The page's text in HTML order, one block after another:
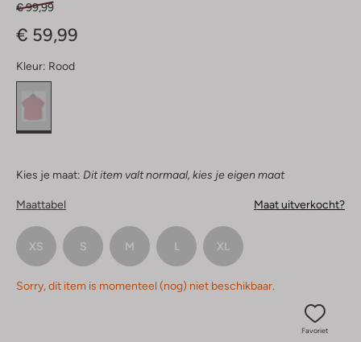
€ 99,99
€ 59,99
Kleur: Rood
Kies je maat: Dit item valt normaal, kies je eigen maat
Maattabel Maat uitverkocht?
XS S M L XL
Sorry, dit item is momenteel (nog) niet beschikbaar.
Favoriet